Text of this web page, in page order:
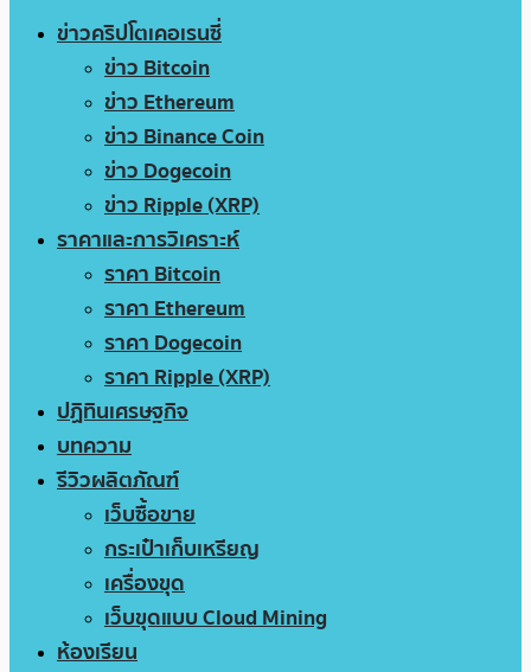
ข่าวคริปโตเคอเรนซี่
ข่าว Bitcoin
ข่าว Ethereum
ข่าว Binance Coin
ข่าว Dogecoin
ข่าว Ripple (XRP)
ราคาและการวิเคราะห์
ราคา Bitcoin
ราคา Ethereum
ราคา Dogecoin
ราคา Ripple (XRP)
ปฏิทินเศรษฐกิจ
บทความ
รีวิวผลิตภัณฑ์
เว็บซื้อขาย
กระเป๋าเก็บเหรียญ
เครื่องขุด
เว็บขุดแบบ Cloud Mining
ห้องเรียน